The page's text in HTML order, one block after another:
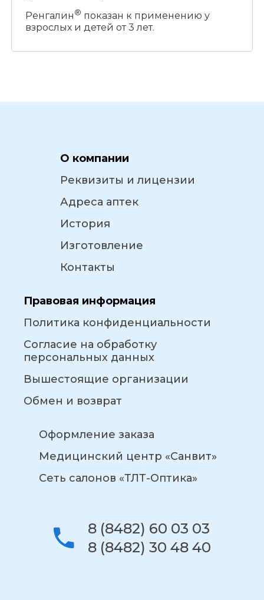
Ренгалин® показан к применению у
взрослых и детей от 3 лет.
О компании
Реквизиты и лицензии
Адреса аптек
История
Изготовление
Контакты
Правовая информация
Политика конфиденциальности
Согласие на обработку
персональных данных
Вышестоящие организации
Обмен и возврат
Оформление заказа
Медицинский центр «Санвит»
Сеть салонов «ТЛТ-Оптика»
8 (8482) 60 03 03
8 (8482) 30 48 40